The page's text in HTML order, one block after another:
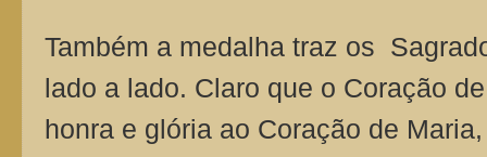
Também a medalha traz os
lado a lado. Claro que o Coração
honra e glória ao Coração de